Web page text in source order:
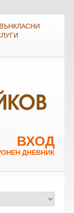
ВХОД
ДНЕВНИК